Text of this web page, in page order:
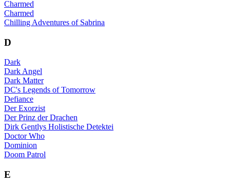
Charmed
Charmed
Chilling Adventures of Sabrina
D
Dark
Dark Angel
Dark Matter
DC's Legends of Tomorrow
Defiance
Der Exorzist
Der Prinz der Drachen
Dirk Gentlys Holistische Detektei
Doctor Who
Dominion
Doom Patrol
E